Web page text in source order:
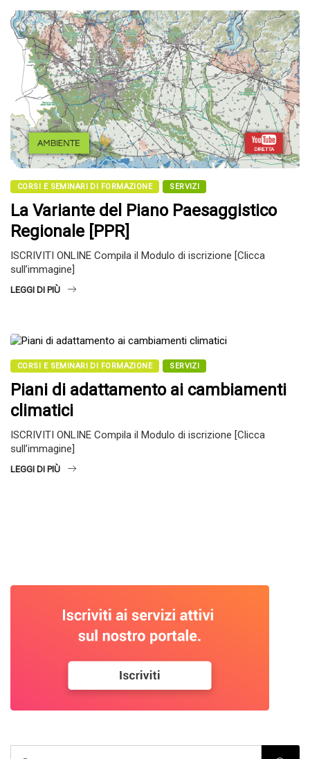
CORSI E SEMINARI DI FORMAZIONE SERVIZI
La Variante del Piano Paesaggistico
Regionale [PPR]
ISCRIVITI ONLINE Compila il Modulo di iscrizione [Clicca
sull’immagine]
LEGGI DI PIÙ
CORSI E SEMINARI DI FORMAZIONE SERVIZI
Piani di adattamento ai cambiamenti
climatici
ISCRIVITI ONLINE Compila il Modulo di iscrizione [Clicca
sull’immagine]
LEGGI DI PIÙ